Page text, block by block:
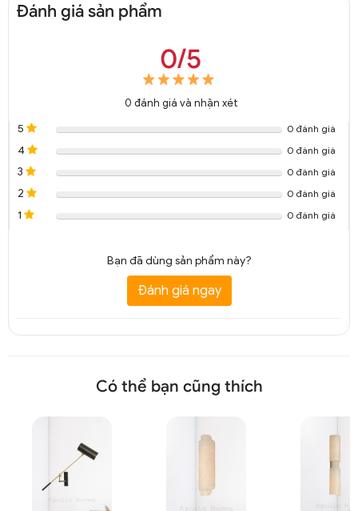
Đèn tường Decor hiện đại DGT 6112A
Đánh giá sản phẩm
0/5
0 đánh giá và nhận xét
5
0 đánh giá
4 0 đánh giá
3 0 đánh giá
2 0 đánh giá
1 0 đánh giá
Bạn đã dùng sản phẩm này?
Đánh giá ngay
Có thể bạn cũng thích